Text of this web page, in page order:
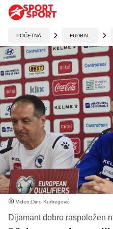
POČETNA FUDBAL
Video:Dino Kurbegović
Dijamant dobro raspoložen